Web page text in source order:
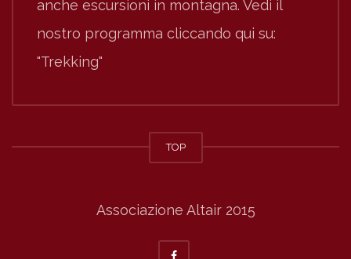
anche escursioni in montagna. Vedi il
nostro programma cliccando qui su:
"Trekking"
TOP
Associazione Altair 2015